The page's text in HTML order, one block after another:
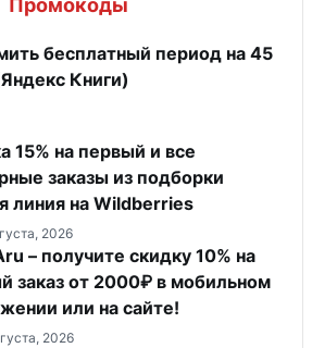
Промокоды
бесплатный период на 45
Книги)
15% на первый и все
заказы из подборки
линия на Wildberries
2026
– получите скидку 10% на
заказ от 2000₽ в мобильном
или на сайте!
2026